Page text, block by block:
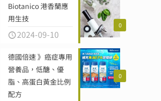
0
Biotanico 港香蘭應
用生技
2024-09-10
0
德國倍速 》癌症專用
營養品，低醣、優
脂、高蛋白黃金比例
配方